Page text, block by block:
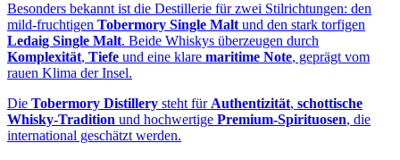
Besonders bekannt ist die Destillerie für zwei Stilrichtungen: den
mild‑fruchtigen Tobermory Single Malt und den stark torfigen
Ledaig Single Malt. Beide Whiskys überzeugen durch
Komplexität, Tiefe und eine klare maritime Note, geprägt vom
rauen Klima der Insel.
Die Tobermory Distillery steht für Authentizität, schottische
Whisky‑Tradition und hochwertige Premium‑Spirituosen, die
international geschätzt werden.